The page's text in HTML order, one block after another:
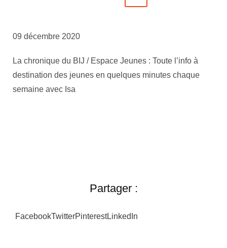
09 décembre 2020
La chronique du BIJ / Espace Jeunes : Toute l’info à
destination des jeunes en quelques minutes chaque
semaine avec Isa
Partager :
FacebookTwitterPinterestLinkedIn